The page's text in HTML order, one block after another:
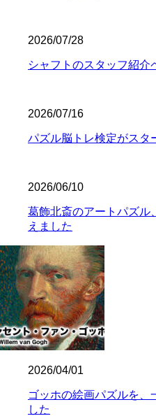
2026/07/28
シャフトのスタッフ紹介
2026/07/16
パズル脳トレ検定がスタ
2026/06/10
葛飾北斎のアートパズル
えました
2026/04/01
ゴッホの絵画パズルを、
した